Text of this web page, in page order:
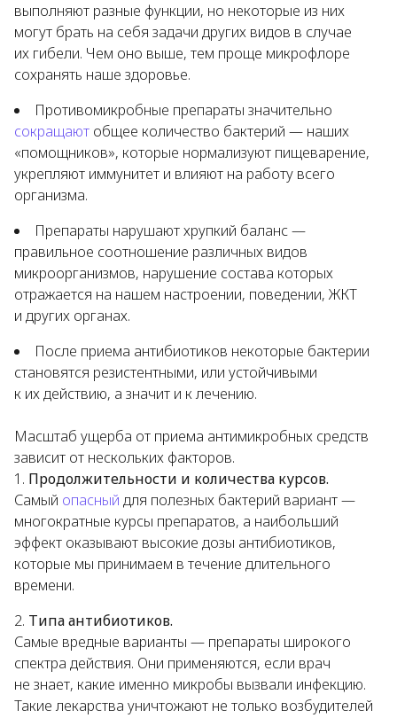
выполняют разные функции, но некоторые из них
могут брать на себя задачи других видов в случае
их гибели. Чем оно выше, тем проще микрофлоре
сохранять наше здоровье.
Противомикробные препараты значительно
сокращают общее количество бактерий — наших
«помощников», которые нормализуют пищеварение,
укрепляют иммунитет и влияют на работу всего
организма.
Препараты нарушают хрупкий баланс —
правильное соотношение различных видов
микроорганизмов, нарушение состава которых
отражается на нашем настроении, поведении, ЖКТ
и других органах.
После приема антибиотиков некоторые бактерии
становятся резистентными, или устойчивыми
к их действию, а значит и к лечению.
Масштаб ущерба от приема антимикробных средств
зависит от нескольких факторов.
Продолжительности и количества курсов.
Самый опасный для полезных бактерий вариант —
многократные курсы препаратов, а наибольший
эффект оказывают высокие дозы антибиотиков,
которые мы принимаем в течение длительного
времени.
Типа антибиотиков.
Самые вредные варианты — препараты широкого
спектра действия. Они применяются, если врач
не знает, какие именно микробы вызвали инфекцию.
Такие лекарства уничтожают не только возбудителей